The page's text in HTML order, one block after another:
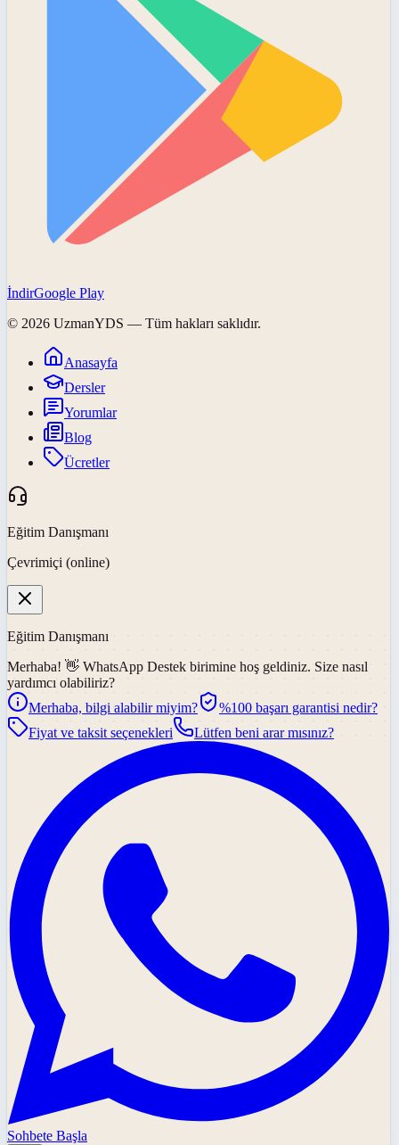
İndirGoogle Play
© 2026 UzmanYDS — Tüm hakları saklıdır.
Anasayfa
Dersler
Yorumlar
Blog
Ücretler
Eğitim Danışmanı
Çevrimiçi (online)
Eğitim Danışmanı
Merhaba! 👋 WhatsApp Destek birimine hoş geldiniz. Size nasıl
yardımcı olabiliriz?
Merhaba, bilgi alabilir miyim?
%100 başarı garantisi nedir?
Fiyat ve taksit seçenekleri
Lütfen beni arar mısınız?
Sohbete Başla